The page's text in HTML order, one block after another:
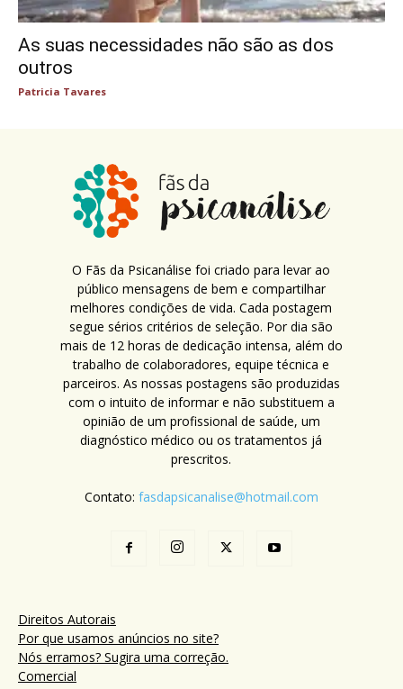
As suas necessidades não são as dos
outros
Patricia Tavares
O Fãs da Psicanálise foi criado para levar ao
público mensagens de bem e compartilhar
melhores condições de vida. Cada postagem
segue sérios critérios de seleção. Por dia são
mais de 12 horas de dedicação intensa, além do
trabalho de colaboradores, equipe técnica e
parceiros. As nossas postagens são produzidas
com o intuito de informar e não substituem a
opinião de um profissional de saúde, um
diagnóstico médico ou os tratamentos já
prescritos.
Contato: fasdapsicanalise@hotmail.com
Direitos Autorais
Por que usamos anúncios no site?
Nós erramos? Sugira uma correção.
Comercial